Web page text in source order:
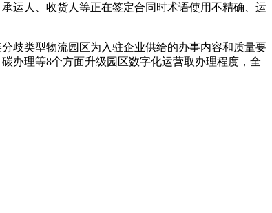
运人、收货人等正在签定合同时术语使用不精确、运
歧类型物流园区为入驻企业供给的办事内容和质量要
办理等8个方面升级园区数字化运营取办理程度，全